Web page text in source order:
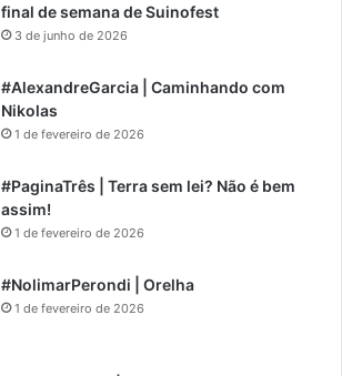
final de semana de Suinofest
3 de junho de 2026
#AlexandreGarcia | Caminhando com
Nikolas
1 de fevereiro de 2026
#PaginaTrês | Terra sem lei? Não é bem
assim!
1 de fevereiro de 2026
#NolimarPerondi | Orelha
1 de fevereiro de 2026